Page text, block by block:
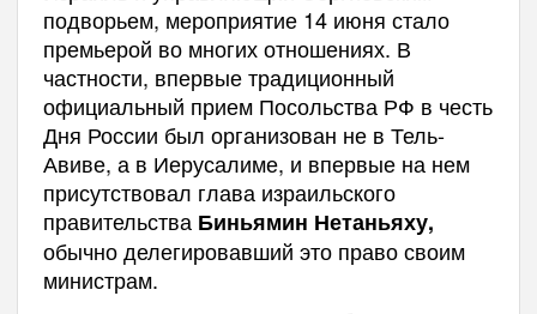
подворьем, мероприятие 14 июня стало
премьерой во многих отношениях. В
частности, впервые традиционный
официальный прием Посольства РФ в честь
Дня России был организован не в Тель-
Авиве, а в Иерусалиме, и впервые на нем
присутствовал глава израильского
правительства Биньямин Нетаньяху,
обычно делегировавший это право своим
министрам.